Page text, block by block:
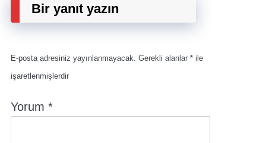
Bir yanıt yazın
E-posta adresiniz yayınlanmayacak. Gerekli alanlar * ile
işaretlenmişlerdir
Yorum *